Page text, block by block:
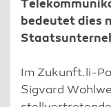
bedeutet dies
Im Zukunft.li-
Sigvard